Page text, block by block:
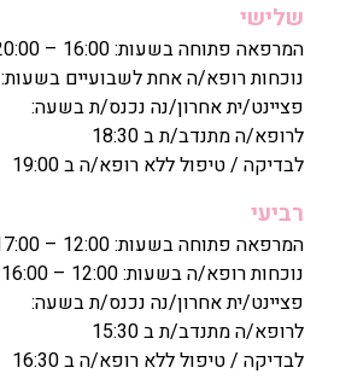
שלישי
המרפאה פתוחה בשעות: 16:00 – 20:00
נוכחות רופא/ה אחת לשבועיים בשעות: 17:00– 19:00
פציינט/ית אחרון/נה נכנס/ת בשעה:
לרופא/ה מתנדב/ת ב 18:30
לבדיקה / טיפול ללא רופא/ה ב 19:00
רביעי
המרפאה פתוחה בשעות: 12:00 – 17:00
נוכחות רופא/ה בשעות: 12:00 – 16:00
פציינט/ית אחרון/נה נכנס/ת בשעה:
לרופא/ה מתנדב/ת ב 15:30
לבדיקה / טיפול ללא רופא/ה ב 16:30